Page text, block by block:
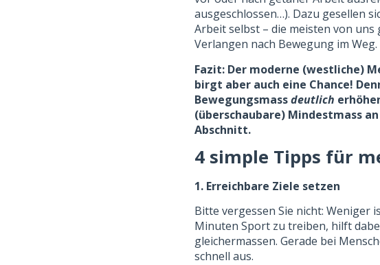
ausgeschlossen…). Dazu gesellen
Arbeit selbst – die meisten von
Verlangen nach Bewegung im Weg.
Fazit: Der moderne (westliche)
birgt aber auch eine Chance!
Bewegungsmassdeutlich
(überschaubare) Mindestmass
Abschnitt.
4 simple Tipps für
1. Erreichbare Ziele setzen
Bitte vergessen Sie nicht: Weniger
Minuten Sport zu treiben, hilft
gleichermassen. Gerade bei
schnell aus.